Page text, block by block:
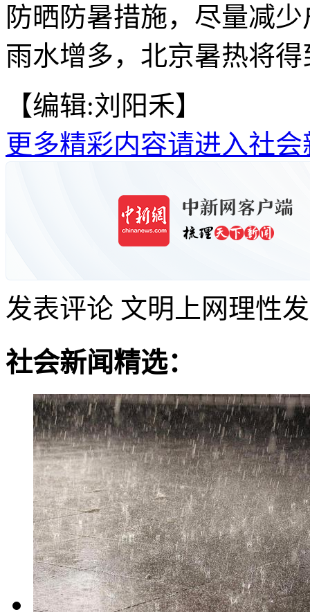
防晒防暑措施，尽量减
雨水增多，北京暑热将
【编辑:刘阳禾】
更多精彩内容请进入社会
发表评论 文明上网理性
社会新闻精选：